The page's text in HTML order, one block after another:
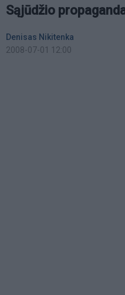
Sąjūdžio
Denisas Nikitenka
2008-07-01 12:00